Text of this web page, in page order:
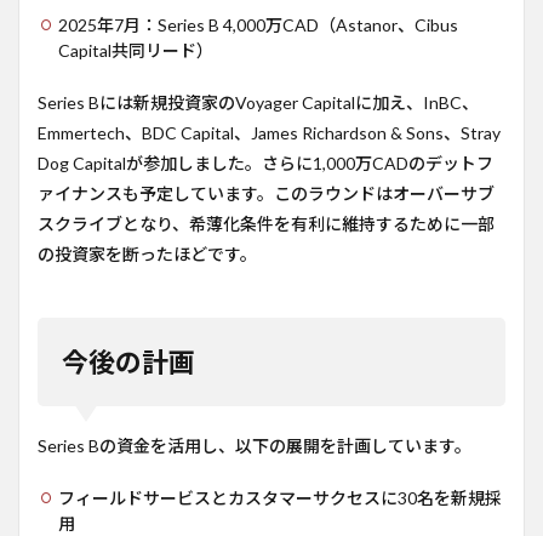
2025年7月：Series B 4,000万CAD（Astanor、Cibus
Capital共同リード）
Series Bには新規投資家のVoyager Capitalに加え、InBC、
Emmertech、BDC Capital、James Richardson & Sons、Stray
Dog Capitalが参加しました。さらに1,000万CADのデットフ
ァイナンスも予定しています。このラウンドはオーバーサブ
スクライブとなり、希薄化条件を有利に維持するために一部
の投資家を断ったほどです。
今後の計画
Series Bの資金を活用し、以下の展開を計画しています。
フィールドサービスとカスタマーサクセスに30名を新規採
用